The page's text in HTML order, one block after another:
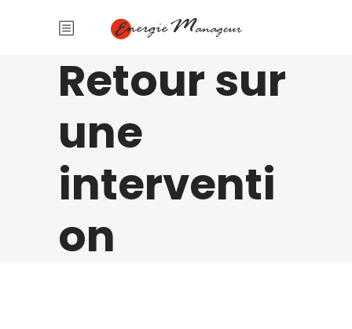
Retour sur
une
interventi
on